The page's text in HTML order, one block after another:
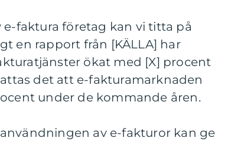
e-faktura företag kan vi titta på
en rapport från [KÄLLA] har
ökat med [X] procent
det att e-fakturamarknaden
under de kommande åren.
av e-fakturor kan ge